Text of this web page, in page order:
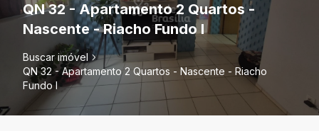
QN 32 - Apartamento 2 Quartos -
Nascente - Riacho Fundo I
Buscar imóvel
QN 32 - Apartamento 2 Quartos - Nascente - Riacho
Fundo I